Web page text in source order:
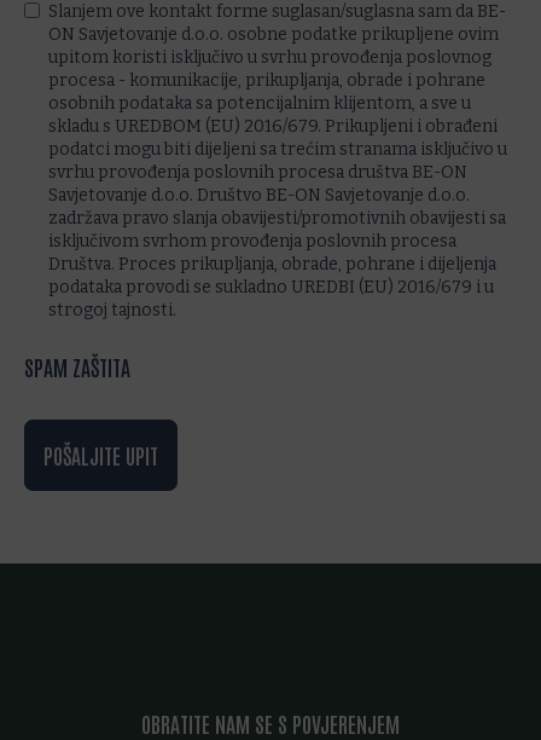
Slanjem ove kontakt forme suglasan/suglasna sam da BE-
ON Savjetovanje d.o.o. osobne podatke prikupljene ovim
upitom koristi isključivo u svrhu provođenja poslovnog
procesa - komunikacije, prikupljanja, obrade i pohrane
osobnih podataka sa potencijalnim klijentom, a sve u
skladu s UREDBOM (EU) 2016/679. Prikupljeni i obrađeni
podatci mogu biti dijeljeni sa trećim stranama isključivo u
svrhu provođenja poslovnih procesa društva BE-ON
Savjetovanje d.o.o. Društvo BE-ON Savjetovanje d.o.o.
zadržava pravo slanja obavijesti/promotivnih obavijesti sa
isključivom svrhom provođenja poslovnih procesa
Društva. Proces prikupljanja, obrade, pohrane i dijeljenja
podataka provodi se sukladno UREDBI (EU) 2016/679 i u
strogoj tajnosti.
SPAM ZAŠTITA
POŠALJITE UPIT
OBRATITE NAM SE S POVJERENJEM